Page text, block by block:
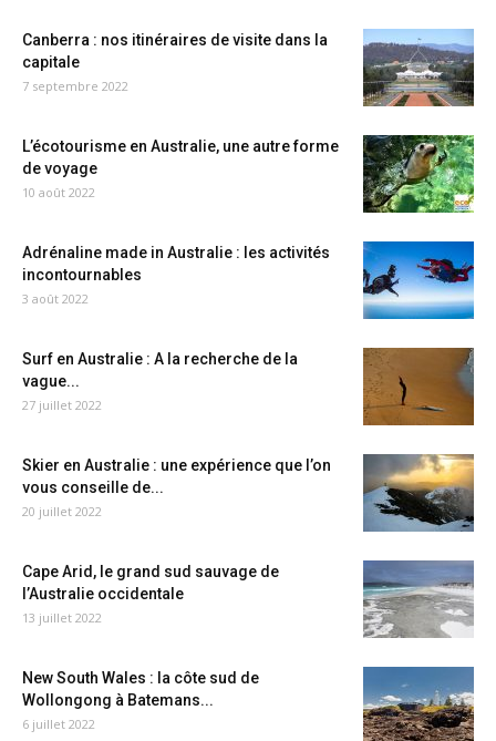
Canberra : nos itinéraires de visite dans la
capitale
7 septembre 2022
L’écotourisme en Australie, une autre forme
de voyage
10 août 2022
Adrénaline made in Australie : les activités
incontournables
3 août 2022
Surf en Australie : A la recherche de la
vague...
27 juillet 2022
Skier en Australie : une expérience que l’on
vous conseille de...
20 juillet 2022
Cape Arid, le grand sud sauvage de
l’Australie occidentale
13 juillet 2022
New South Wales : la côte sud de
Wollongong à Batemans...
6 juillet 2022